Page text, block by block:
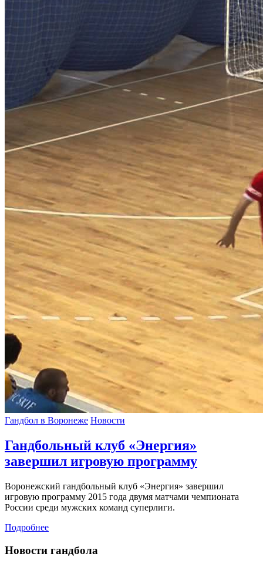
Гандбол в Воронеже Новости
Гандбольный клуб «Энергия»
завершил игровую программу
Воронежский гандбольный клуб «Энергия» завершил
игровую программу 2015 года двумя матчами чемпионата
России среди мужских команд суперлиги.
Подробнее
Новости гандбола